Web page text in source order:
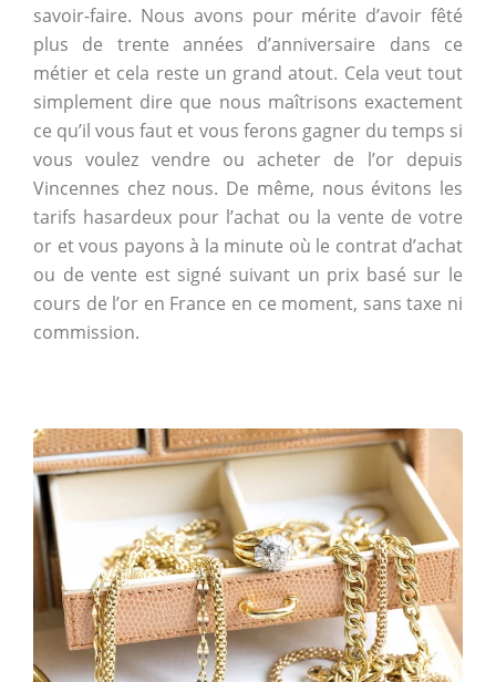
savoir-faire. Nous avons pour mérite d’avoir fêté
plus de trente années d’anniversaire dans ce
métier et cela reste un grand atout. Cela veut tout
simplement dire que nous maîtrisons exactement
ce qu’il vous faut et vous ferons gagner du temps si
vous voulez vendre ou acheter de l’or depuis
Vincennes chez nous. De même, nous évitons les
tarifs hasardeux pour l’achat ou la vente de votre
or et vous payons à la minute où le contrat d’achat
ou de vente est signé suivant un prix basé sur le
cours de l’or en France en ce moment, sans taxe ni
commission.